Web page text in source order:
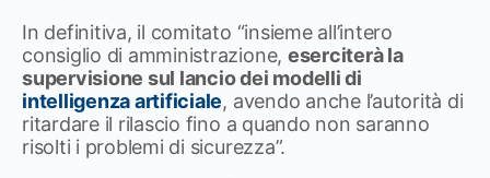
In definitiva, il comitato “insieme all’intero
consiglio di amministrazione, eserciterà la
supervisione sul lancio dei modelli di
intelligenza artificiale, avendo anche l’autorità di
ritardare il rilascio fino a quando non saranno
risolti i problemi di sicurezza”.